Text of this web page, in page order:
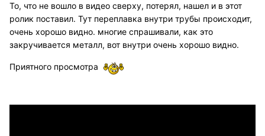
То, что не вошло в видео сверху, потерял, нашел и в этот
ролик поставил. Тут переплавка внутри трубы происходит,
очень хорошо видно. многие спрашивали, как это
закручивается металл, вот внутри очень хорошо видно.
Приятного просмотра